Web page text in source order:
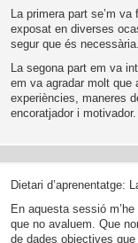
La primera part se’m
exposat en diverses
segur que és necessària.
La segona part em va
em va agradar molt que
experiències, maneres
encoratjador i motivador.
Dietari d’aprenentatge:
En aquesta sessió
que no avaluem. Que
de dades objectives